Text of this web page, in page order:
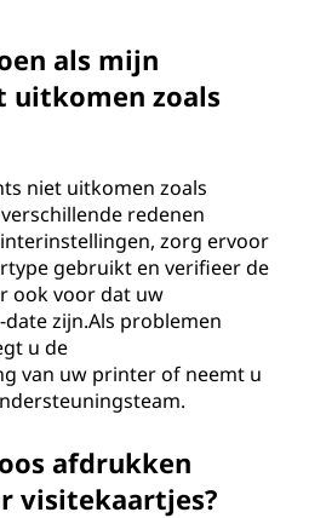
als mijn
uitkomen zoals
niet uitkomen zoals
redenen
zorg ervoor
gebruikt en verifieer de
ook voor dat uw
zijn.Als problemen
u de
van uw printer of neemt u
afdrukken
visitekaartjes?